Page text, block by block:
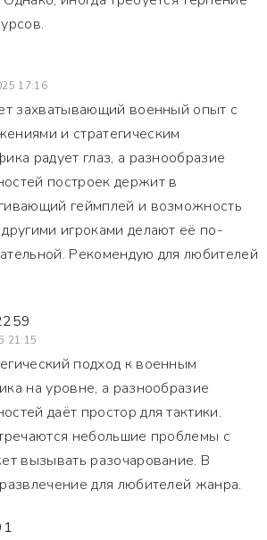
17:16
захватывающий военный опыт с
и стратегическим
радует глаз, а разнообразие
построек держит в
геймплей и возможность
игроками делают её по-
Рекомендую для любителей
21:15
подход к военным
на уровне, а разнообразие
даёт простор для тактики.
небольшие проблемы с
вызывать разочарование. В
для любителей жанра.